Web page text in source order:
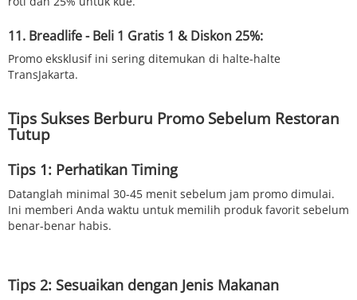
11. Breadlife - Beli 1 Gratis 1 & Diskon 25%:
Promo eksklusif ini sering ditemukan di halte-halte
TransJakarta.
Tips Sukses Berburu Promo Sebelum Restoran
Tutup
Tips 1: Perhatikan Timing
Datanglah minimal 30-45 menit sebelum jam promo dimulai.
Ini memberi Anda waktu untuk memilih produk favorit sebelum
benar-benar habis.
Tips 2: Sesuaikan dengan Jenis Makanan